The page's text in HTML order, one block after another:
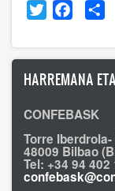
Twitter
HARREMANA
CONFEBASK
Torre
48009 Bilbao
Tel: +34 94 402